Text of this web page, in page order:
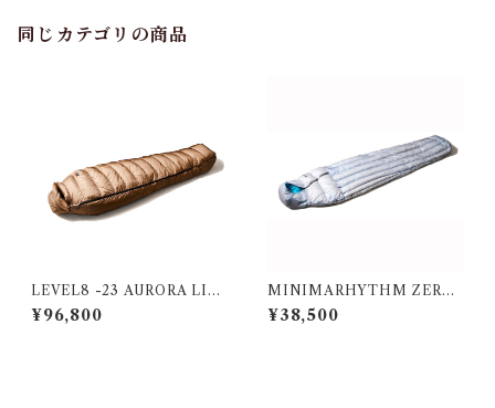
同じカテゴリの商品
LEVEL8 -23 AURORA LIG
HT コヨーテ
¥96,800
MINIMARHYTHM ZERO
ライトグレー
¥38,500